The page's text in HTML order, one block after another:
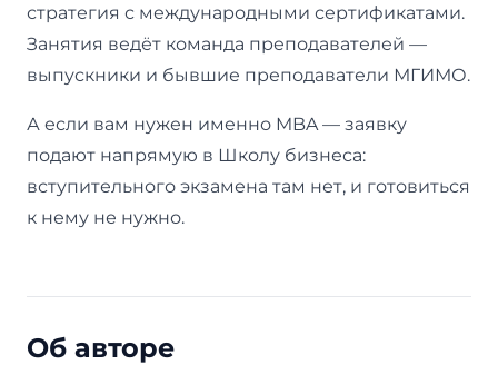
стратегия с международными сертификатами.
Занятия ведёт команда преподавателей —
выпускники и бывшие преподаватели МГИМО.
А если вам нужен именно MBA — заявку
подают напрямую в Школу бизнеса:
вступительного экзамена там нет, и готовиться
к нему не нужно.
Об авторе